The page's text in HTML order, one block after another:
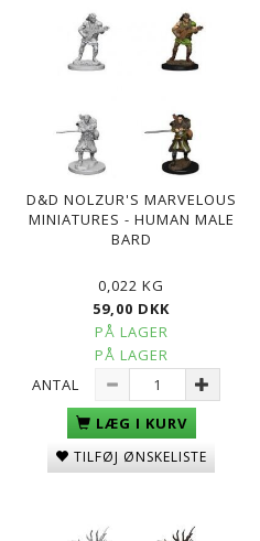
D&D NOLZUR'S MARVELOUS
MINIATURES - HUMAN MALE
BARD
0,022 KG
59,00 DKK
PÅ LAGER
PÅ LAGER
ANTAL
LÆG I KURV
TILFØJ ØNSKELISTE